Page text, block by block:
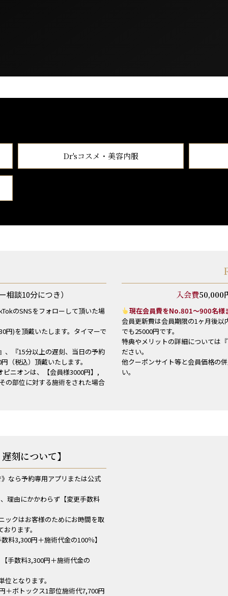
Dr'sコスメ・美容内服
相談10分につき）
のSNSをフォローして頂いた場
円)を頂戴いたします。タイマーで
『15分以上の遅刻、当日の予約
（税込）頂戴いたします。
ニオンは、【会員様3000円】,
の部位に対する施術をされた場合
入会費50,000
現在会員費をNo.801～900名
会員更新費は会員期限の1ヶ月後
でも25000円です。
特典やメリットの詳細については
ださい。
他クーポンサイト等と会員価格の
い。
刻について】
なら予約専用アプリまたは公式
理由にかかわらず【変更手数料
クはお客様のためにお時間を取
ります。
料3,300円＋施術代金の100％】
手数料3,300円＋施術代金の
となります。
＋ボトックス1部位施術代7,700円